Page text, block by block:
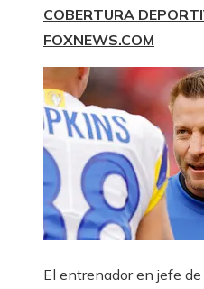
COBERTURA
FOXNEWS.COM
El entrenador en jefe